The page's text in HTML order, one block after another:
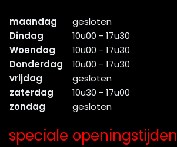
maandag
gesloten
Dindag
10u00 - 17u30
Woendag
10u00 - 17u30
Donderdag
10u00 - 17u30
vrijdag
gesloten
zaterdag
10u30 - 17u00
zondag
gesloten
speciale openingstijden